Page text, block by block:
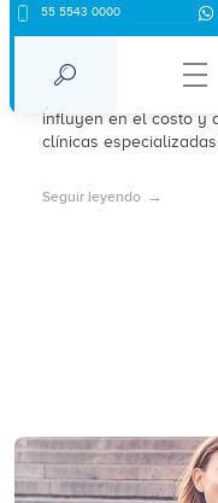
55 5543 0000
¿Cuánto
Precio del SIU
influyen en el costo y
clínicas
Seguir leyendo